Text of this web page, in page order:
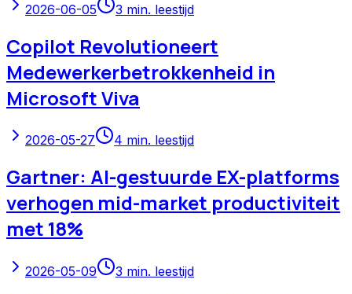
2026-06-05 3 min. leestijd
Copilot Revolutioneert
Medewerkerbetrokkenheid in
Microsoft Viva
2026-05-27 4 min. leestijd
Gartner: AI-gestuurde EX-platforms
verhogen mid-market productiviteit
met 18%
2026-05-09 3 min. leestijd